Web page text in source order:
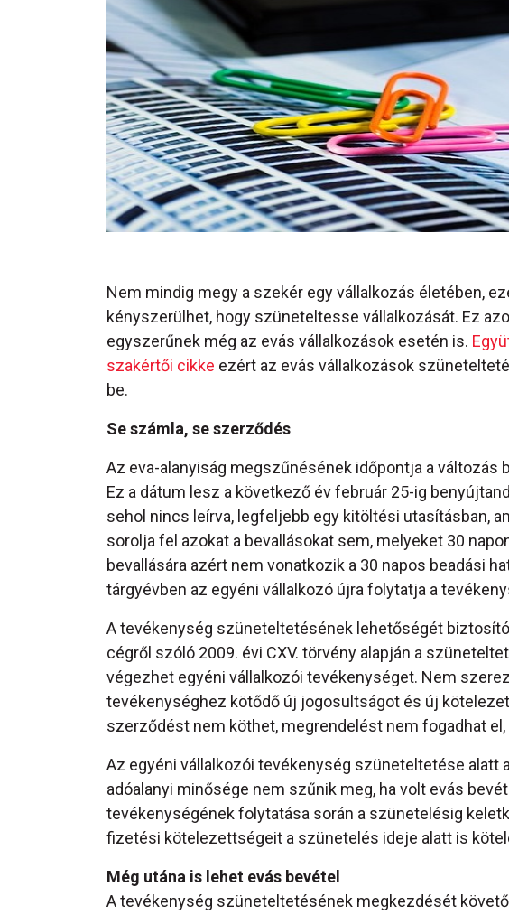
Nem mindig megy a szekér egy vállalkozás életében,
kényszerülhet, hogy szüneteltesse vállalkozását. Ez
egyszerűnek még az evás vállalkozások esetén is.
szakértői cikke ezért az evás vállalkozások
be.
Se számla, se szerződés
Az eva-alanyiság megszűnésének időpontja a változás
Ez a dátum lesz a következő év február 25-ig
sehol nincs leírva, legfeljebb egy kitöltési utasításban,
sorolja fel azokat a bevallásokat sem, melyeket 30
bevallására azért nem vonatkozik a 30 napos beadási
tárgyévben az egyéni vállalkozó újra folytatja a
A tevékenység szüneteltetésének lehetőségét
cégről szóló 2009. évi CXV. törvény alapján a
végezhet egyéni vállalkozói tevékenységet. Nem
tevékenységhez kötődő új jogosultságot és új
szerződést nem köthet, megrendelést nem fogadhat
Az egyéni vállalkozói tevékenység szüneteltetése alatt
adóalanyi minősége nem szűnik meg, ha volt evás
tevékenységének folytatása során a szünetelésig
fizetési kötelezettségeit a szünetelés ideje alatt is
Még utána is lehet evás bevétel
A tevékenység szüneteltetésének megkezdését